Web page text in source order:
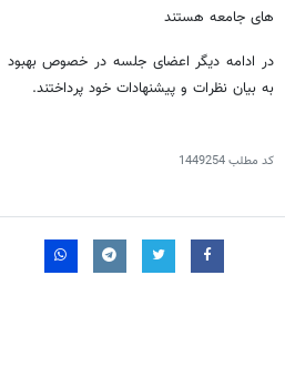
های جامعه هستند
در ادامه دیگر اعضای جلسه در خصوص
به بیان نظرات و پیشنهادات خود پرداختند.
کد مطلب1449254